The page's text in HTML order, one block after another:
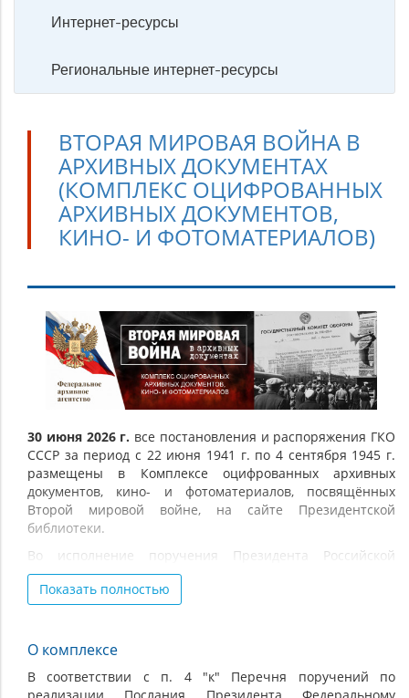
Интернет-ресурсы
Региональные интернет-ресурсы
ВТОРАЯ МИРОВАЯ ВОЙНА В
АРХИВНЫХ ДОКУМЕНТАХ
(КОМПЛЕКС ОЦИФРОВАННЫХ
АРХИВНЫХ ДОКУМЕНТОВ,
КИНО- И ФОТОМАТЕРИАЛОВ)
Вторая
мировая
война
документах
(комплекс
оцифрованных
архивных
документов,
кино-
и
фотоматериалов)
30 июня 2026 г. все постановления и распоряжения ГКО
СССР за период с 22 июня 1941 г. по 4 сентября 1945 г.
размещены в Комплексе оцифрованных архивных
документов, кино- и фотоматериалов, посвящённых
Второй мировой войне, на сайте Президентской
библиотеки.
Во исполнение поручения Президента Российской
Федерации от 24 января 2020 г. № Пр-113 (пункт 4 «к»)
Росархив в течение 2020–2026 гг. на сайте
Президентской библиотеки создал документальный
документах». Участниками проекта выступили 10
Минобороны, МИД, ФСБ, СВР, МВД России,
Показать полностью
О комплексе
В соответствии с п. 4 "к" Перечня поручений по
реализации Послания Президента Федеральному